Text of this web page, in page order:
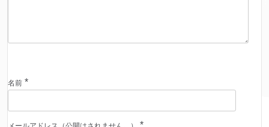
名前 *
*